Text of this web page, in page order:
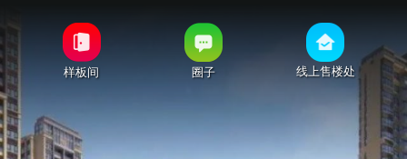
样板间 圈子 线上售楼处